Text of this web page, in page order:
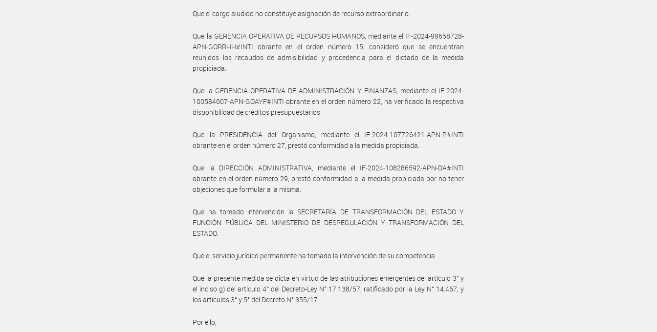
Que el cargo aludido no constituye asignación de recurso extraordinario.
Que la GERENCIA OPERATIVA DE RECURSOS HUMANOS, mediante el IF-2024-99658728-
APN-GORRHH#INTI obrante en el orden número 15, consideró que se encuentran
reunidos los recaudos de admisibilidad y procedencia para el dictado de la medida
propiciada.
Que la GERENCIA OPERATIVA DE ADMINISTRACIÓN Y FINANZAS, mediante el IF-2024-
100584607-APN-GOAYF#INTI obrante en el orden número 22, ha verificado la respectiva
disponibilidad de créditos presupuestarios.
Que la PRESIDENCIA del Organismo, mediante el IF-2024-107726421-APN-P#INTI
obrante en el orden número 27, prestó conformidad a la medida propiciada.
Que la DIRECCIÓN ADMINISTRATIVA, mediante el IF-2024-108286592-APN-DA#INTI
obrante en el orden número 29, prestó conformidad a la medida propiciada por no tener
objeciones que formular a la misma.
Que ha tomado intervención la SECRETARÍA DE TRANSFORMACIÓN DEL ESTADO Y
FUNCIÓN PÚBLICA DEL MINISTERIO DE DESREGULACIÓN Y TRANSFORMACIÓN DEL
ESTADO.
Que el servicio jurídico permanente ha tomado la intervención de su competencia.
Que la presente medida se dicta en virtud de las atribuciones emergentes del artículo 3° y
el inciso g) del artículo 4° del Decreto-Ley N° 17.138/57, ratificado por la Ley N° 14.467, y
los artículos 3° y 5° del Decreto N° 355/17.
Por ello,